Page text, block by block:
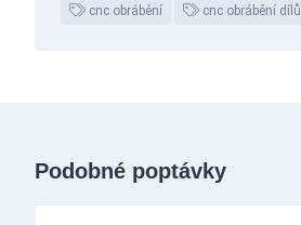
cnc obrábění cnc obrábění dílů
Podobné poptávky